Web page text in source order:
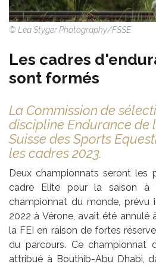
© Lea Styger Photography/FSSE
Les cadres
sont formés
La Commission de
discipline Endurance de
Suisse des Sports
les cadres 2023.
Deux championnats seront
cadre Elite pour la saison à
championnat du monde, prévu
2022 à Vérone, avait été annulé
la FEI en raison de fortes
du parcours. Ce
attribué à Bouthib-Abu Dhabi,